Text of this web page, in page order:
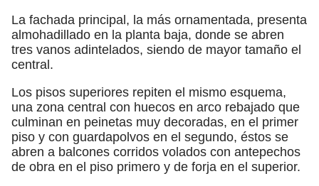
La fachada principal, la más ornamentada, presenta
almohadillado en la planta baja, donde se abren
tres vanos adintelados, siendo de mayor tamaño el
central.
Los pisos superiores repiten el mismo esquema,
una zona central con huecos en arco rebajado que
culminan en peinetas muy decoradas, en el primer
piso y con guardapolvos en el segundo, éstos se
abren a balcones corridos volados con antepechos
de obra en el piso primero y de forja en el superior.